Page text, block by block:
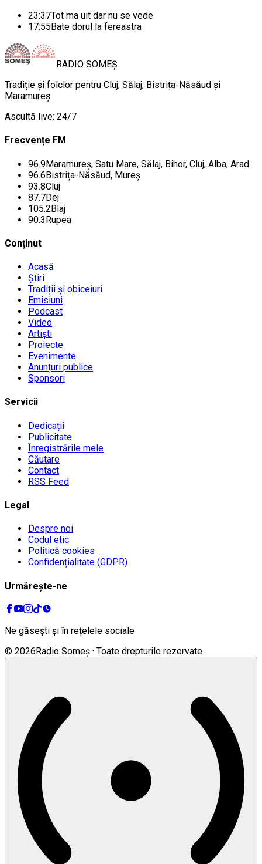
23:37Tot ma uit dar nu se vede
17:55 Bate dorul la fereastra
RADIO SOMEȘ
Tradiție și folclor pentru Cluj, Sălaj, Bistrița-Năsăud și
Maramureș.
Ascultă live: 24/7
Frecvențe FM
96.9Maramureș, Satu Mare, Sălaj, Bihor, Cluj, Alba, Arad
96.6Bistrița-Năsăud, Mureș
93.8Cluj
87.7Dej
105.2Blaj
90.3Rupea
Conținut
Acasă
Știri
Tradiții și obiceiuri
Emisiuni
Podcast
Video
Artiști
Proiecte
Evenimente
Anunțuri publice
Sponsori
Servicii
Dedicații
Publicitate
Înregistrările mele
Căutare
Contact
RSS Feed
Legal
Despre noi
Codul etic
Politică cookies
Confidențialitate (GDPR)
Urmărește-ne
Ne găsești și în rețelele sociale
© 2026Radio Someș · Toate drepturile rezervate